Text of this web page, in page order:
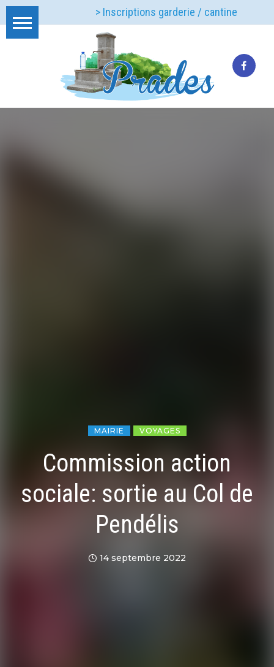
> Inscriptions garderie / cantine
MAIRIE VOYAGES
Commission action
sociale: sortie au Col de
Pendélis
14 septembre 2022